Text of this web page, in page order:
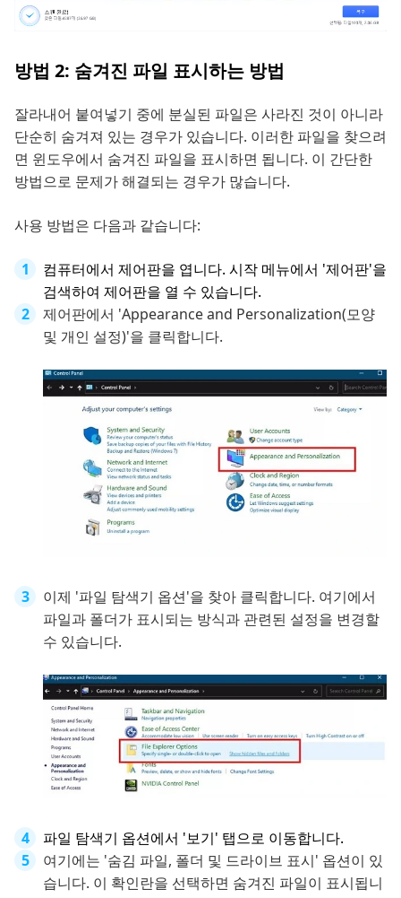
방법 2: 숨겨진 파일 표시하는 방법
잘라내어 붙여넣기 중에 분실된 파일은 사라진 것이 아니라
단순히 숨겨져 있는 경우가 있습니다. 이러한 파일을 찾으려
면 윈도우에서 숨겨진 파일을 표시하면 됩니다. 이 간단한
방법으로 문제가 해결되는 경우가 많습니다.
사용 방법은 다음과 같습니다:
컴퓨터에서 제어판을 엽니다. 시작 메뉴에서 '제어판'을
검색하여 제어판을 열 수 있습니다.
제어판에서 'Appearance and Personalization(모양
및 개인 설정)'을 클릭합니다.
이제 '파일 탐색기 옵션'을 찾아 클릭합니다. 여기에서
파일과 폴더가 표시되는 방식과 관련된 설정을 변경할
수 있습니다.
파일 탐색기 옵션에서 '보기' 탭으로 이동합니다.
여기에는 '숨김 파일, 폴더 및 드라이브 표시' 옵션이 있
습니다. 이 확인란을 선택하면 숨겨진 파일이 표시됩니